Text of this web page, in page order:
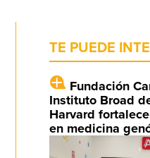
TE PUEDE
Fundación
Instituto Broad
Harvard
en medicina